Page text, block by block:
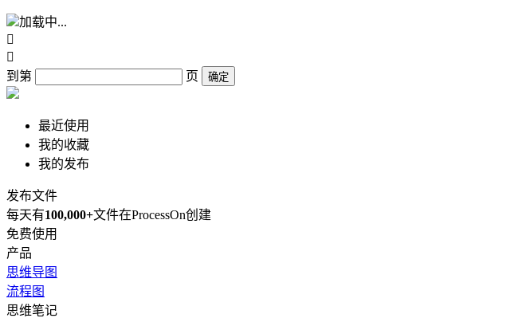
加载中...


到第
页 确定
最近使用
我的收藏
我的发布
发布文件
每天有100,000+文件在ProcessOn创建
免费使用
产品
思维导图
流程图
思维笔记